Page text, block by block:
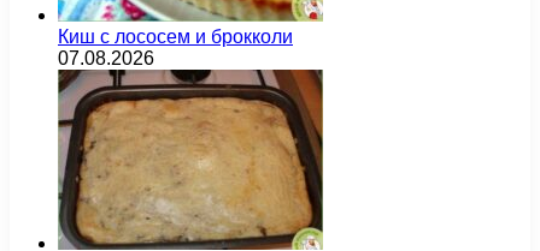
Киш с лососем и брокколи
07.08.2026